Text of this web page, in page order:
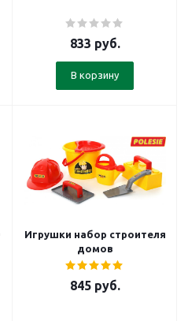
833 руб.
В корзину
Игрушки набор строителя
домов
845руб.